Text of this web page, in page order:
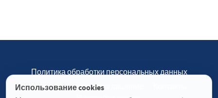
Использование cookies
Политика обработки персональных данных
Пользовательское соглашение